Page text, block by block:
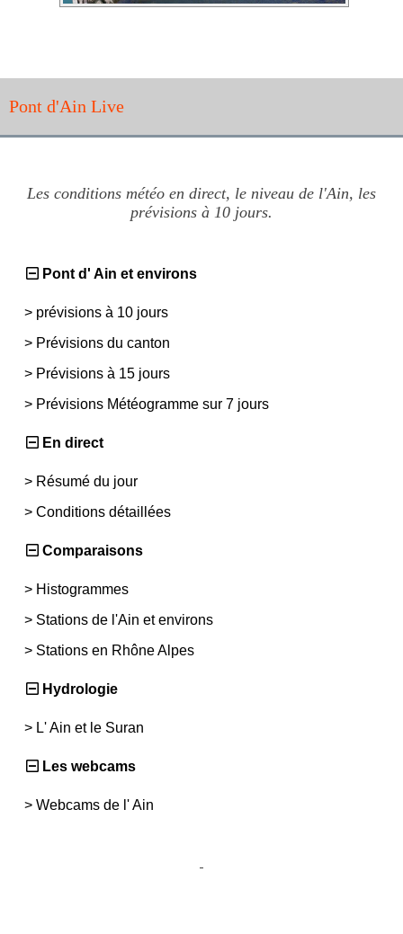
Pont d'Ain Live
Les conditions météo en direct, le niveau de l'Ain, les
prévisions à 10 jours.
Pont d' Ain et environs
> prévisions à 10 jours
> Prévisions du canton
> Prévisions à 15 jours
> Prévisions Météogramme sur 7 jours
En direct
> Résumé du jour
> Conditions détaillées
Comparaisons
> Histogrammes
> Stations de l'Ain et environs
> Stations en Rhône Alpes
Hydrologie
> L' Ain et le Suran
Les webcams
> Webcams de l' Ain